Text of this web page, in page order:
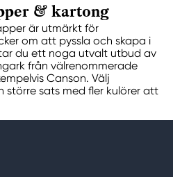
& kartong
är utmärkt för
om att pyssla och skapa i
du ett noga utvalt utbud av
från välrenommerade
Canson. Välj
större sats med fler kulörer att